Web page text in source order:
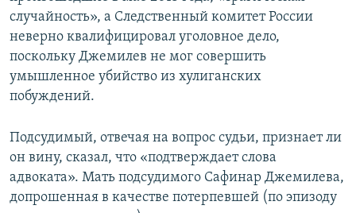
случайность», а Следственный комитет России
неверно квалифицировал уголовное дело,
поскольку Джемилев не мог совершить
умышленное убийство из хулиганских
побуждений.
Подсудимый, отвечая на вопрос судьи, признает ли
он вину, сказал, что «подтверждает слова
адвоката». Мать подсудимого Сафинар Джемилева,
допрошенная в качестве потерпевшей (по эпизоду